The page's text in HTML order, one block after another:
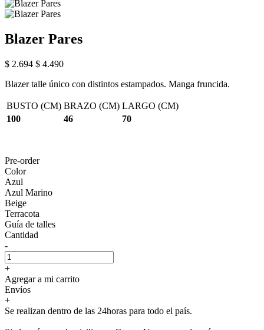
Blazer Pares
$ 2.694 $ 4.490
Blazer talle único con distintos estampados. Manga fruncida.
BUSTO (CM) BRAZO (CM) LARGO (CM)
100
46 70
Pre-order
Color
Azul
Azul Marino
Beige
Terracota
Guía de talles
Cantidad
-
+
Agregar a mi carrito
Envíos
+
Se realizan dentro de las 24horas para todo el país.